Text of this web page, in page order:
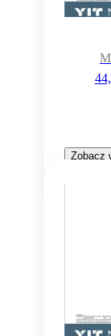
Zobacz